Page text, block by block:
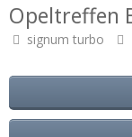
Opeltreffen
signum turbo